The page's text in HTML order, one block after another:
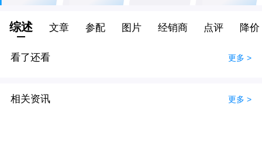
综述 文章 参配 图片 经销商 点评 降价
看了还看 更多 >
相关资讯 更多 >